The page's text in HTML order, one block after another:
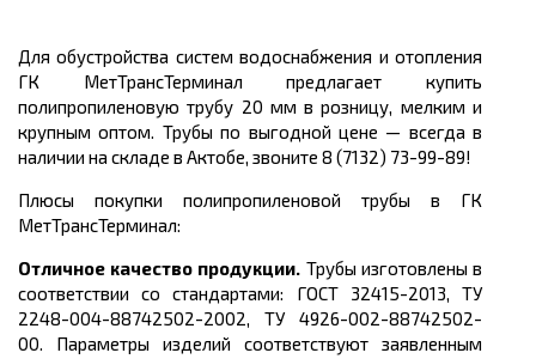
Для обустройства систем водоснабжения и отопления
ГК МетТрансТерминал предлагает купить
полипропиленовую трубу 20 мм в розницу, мелким и
крупным оптом. Трубы по выгодной цене — всегда в
наличии на складе в Актобе, звоните 8 (7132) 73-99-89!
Плюсы покупки полипропиленовой трубы в ГК
МетТрансТерминал:
Отличное качество продукции. Трубы изготовлены в
соответствии со стандартами: ГОСТ 32415-2013, ТУ
2248-004-88742502-2002, ТУ 4926-002-88742502-
00. Параметры изделий соответствуют заявленным